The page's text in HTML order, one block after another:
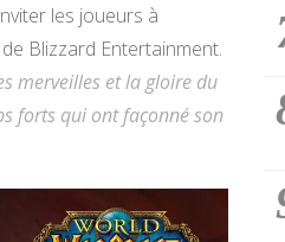
les joueurs à
Blizzard Entertainment.
merveilles et la gloire du
forts qui ont façonné son